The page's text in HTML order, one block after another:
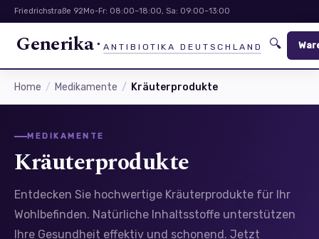
Friedrichstraße 92Mo-Fr: 08:00–18:00, Sa: 09:00–13:00
Generika ANTIBIOTIKA DEUTSCHLAND 🔍
Home Medikamente Kräuterprodukte
MEDIKAMENTE
Kräuterprodukte
Entdecken Sie hochwertige Kräuterprodukte für Ihr
Wohlbefinden. Natürliche Inhaltsstoffe unterstützen
Ihre Gesundheit effektiv und schonend. Jetzt